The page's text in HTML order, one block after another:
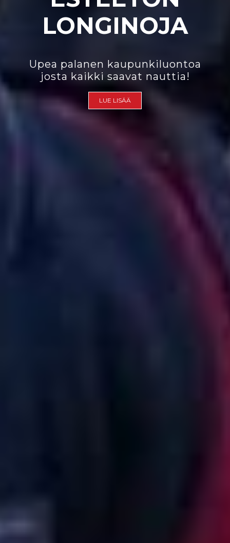
LONGINOJA
Upea palanen kaupunkiluontoa
josta kaikki saavat nauttia!
LUE LISÄÄ